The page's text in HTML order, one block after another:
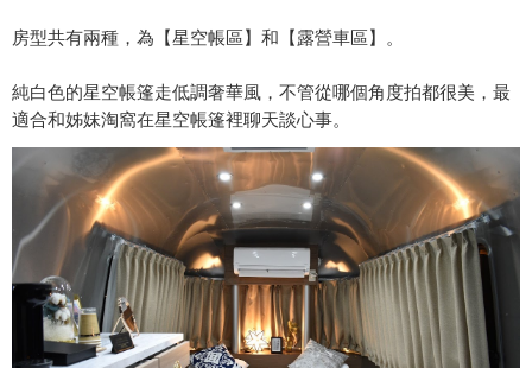
房型共有兩種，為【星空帳區】和【露營車區】。
純白色的星空帳篷走低調奢華風，不管從哪個角度拍都很美，最
適合和姊妹淘窩在星空帳篷裡聊天談心事。